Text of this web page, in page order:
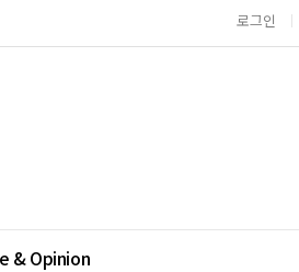
로그인
& Opinion